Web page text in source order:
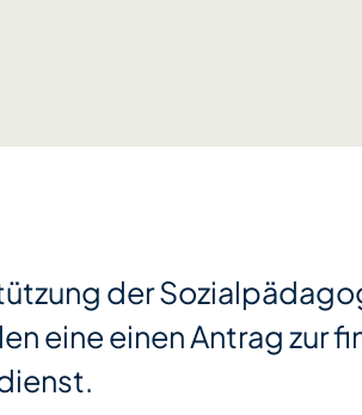
der
eine einen Antrag zur